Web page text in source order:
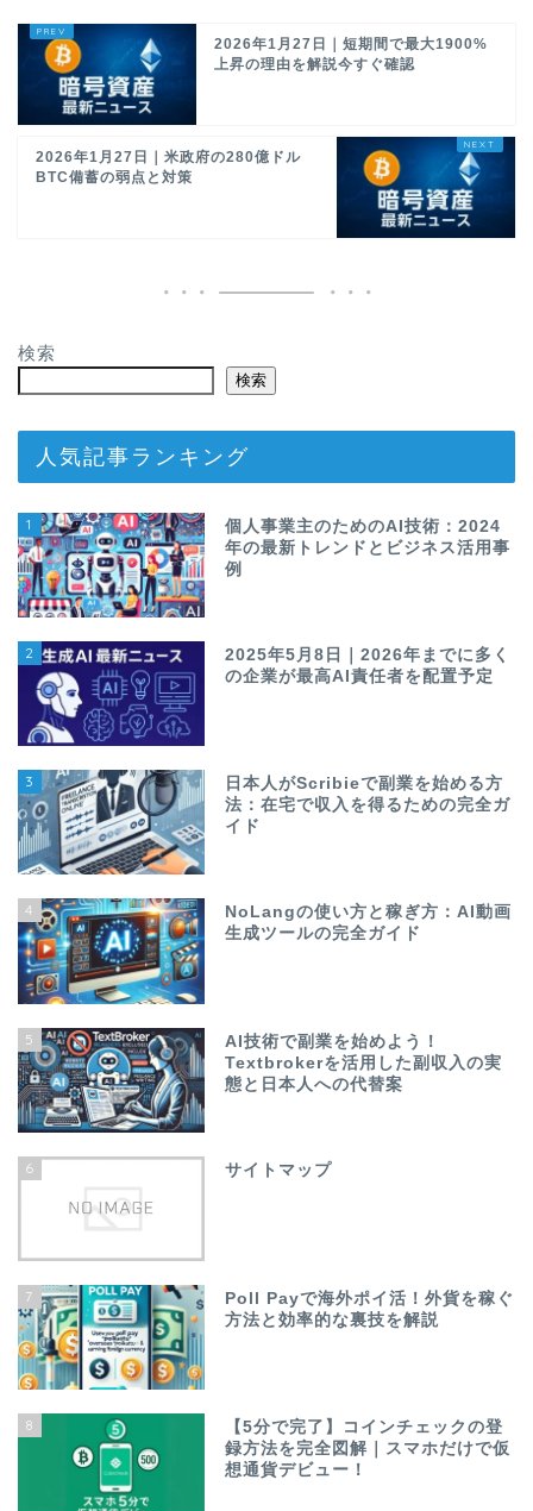
2026年1月27日｜短期間で最大1900%
上昇の理由を解説今すぐ確認
2026年1月27日｜米政府の280億ドル
BTC備蓄の弱点と対策
検索
検索
人気記事ランキング
1
個人事業主のためのAI技術：2024
年の最新トレンドとビジネス活用事
例
2
2025年5月8日｜2026年までに多く
の企業が最高AI責任者を配置予定
3
日本人がScribieで副業を始める方
法：在宅で収入を得るための完全ガ
イド
4
NoLangの使い方と稼ぎ方：AI動画
生成ツールの完全ガイド
5
AI技術で副業を始めよう！
Textbrokerを活用した副収入の実
態と日本人への代替案
6 サイトマップ
7
Poll Payで海外ポイ活！外貨を稼ぐ
方法と効率的な裏技を解説
8
【5分で完了】コインチェックの登
録方法を完全図解｜スマホだけで仮
想通貨デビュー！